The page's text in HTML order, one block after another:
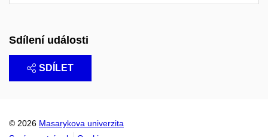
Sdílení události
SDÍLET
© 2026 Masarykova univerzita